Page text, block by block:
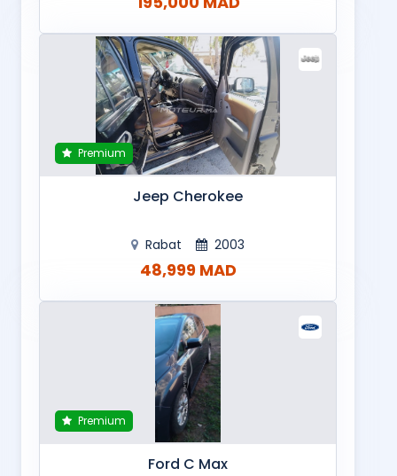
Premium
Jeep Cherokee
Rabat 2003
48,999 MAD
Premium
Ford C Max